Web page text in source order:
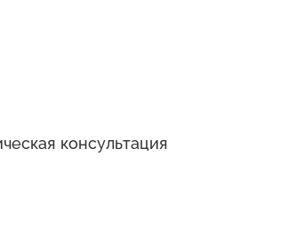
консультация